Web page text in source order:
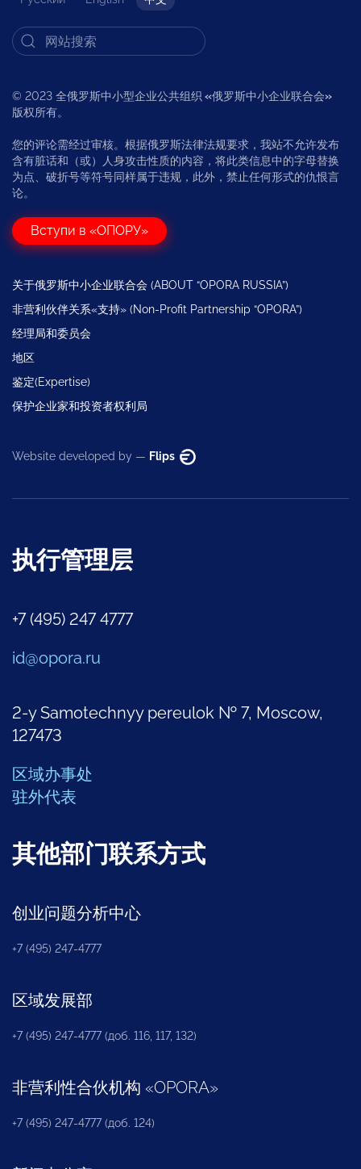
© 2023 全俄罗斯中小型企业公共组织 «俄罗斯中小企业联合会»
版权所有。
您的评论需经过审核。根据俄罗斯法律法规要求，我站不允许发布
含有脏话和（或）人身攻击性质的内容，将此类信息中的字母替换
为点、破折号等符号同样属于违规，此外，禁止任何形式的仇恨言
论。
Вступи в «ОПОРУ»
关于俄罗斯中小企业联合会 (ABOUT “OPORA RUSSIA”)
非营利伙伴关系«支持» (Non-Profit Partnership “OPORA”)
经理局和委员会
地区
鉴定(Expertise)
保护企业家和投资者权利局
Website developed by — Flips
执行管理层
+7 (495) 247 4777
id@opora.ru
2-y Samotechnyy pereulok № 7, Moscow,
127473
区域办事处
驻外代表
其他部门联系方式
创业问题分析中心
+7 (495) 247-4777
区域发展部
+7 (495) 247-4777 (доб. 116, 117, 132)
非营利性合伙机构 «OPORA»
+7 (495) 247-4777 (доб. 124)